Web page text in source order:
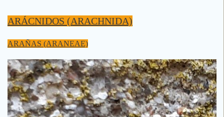
ARÁCNIDOS (ARACHNIDA)
ARAÑAS (ARANEAE)